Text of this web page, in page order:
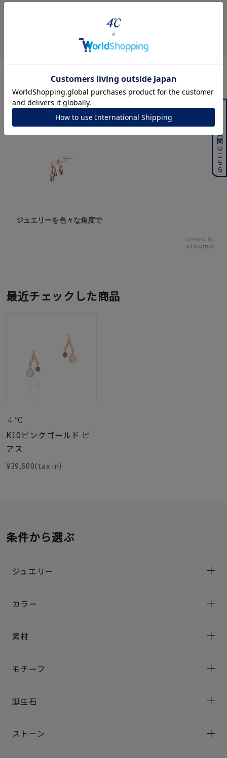
360° Product Viewer
ジュエリーを色々な角度で
powered by
最近チェックした商品
４℃
K10ピンクゴールド ピ
アス
¥39,600(tax in)
条件から選ぶ
ジュエリー
カラー
素材
モチーフ
誕生石
ストーン
よくある質問はこちら